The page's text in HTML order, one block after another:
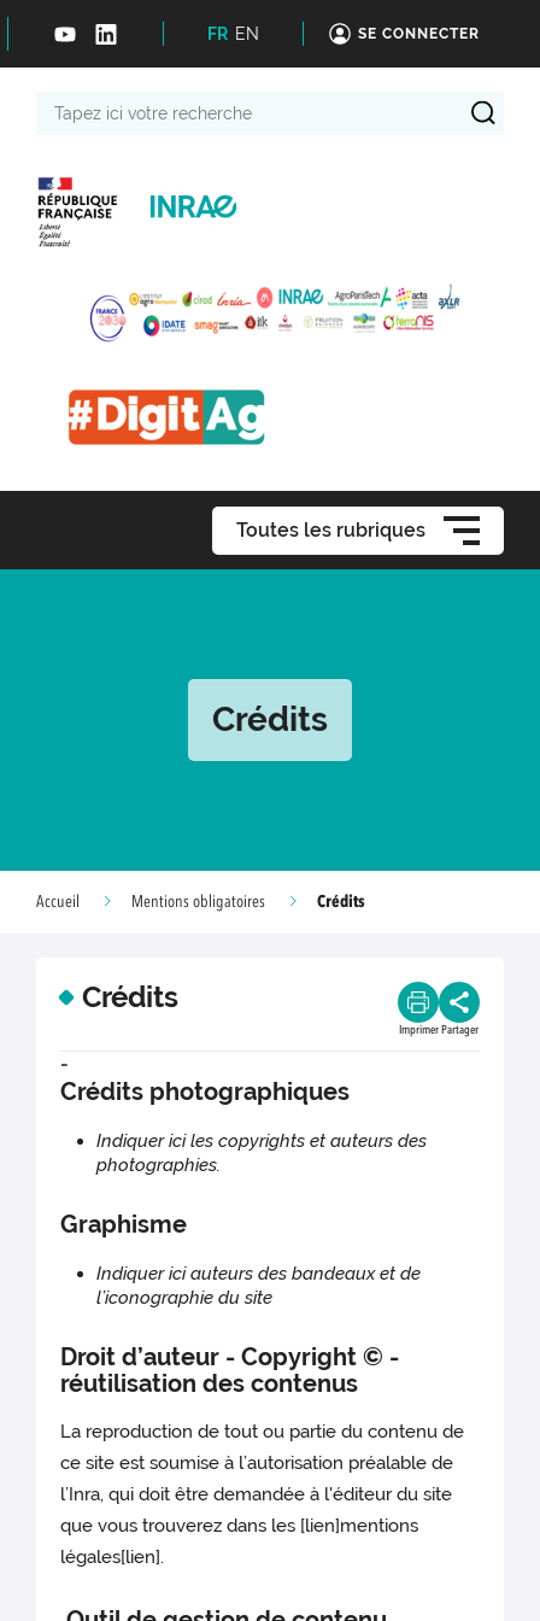
FR EN SE CONNECTER
Toutes les rubriques
Crédits
Accueil Mentions obligatoires Crédits
Crédits
Imprimer Partager
-
Crédits photographiques
Indiquer ici les copyrights et auteurs des
photographies.
Graphisme
Indiquer ici auteurs des bandeaux et de
l’iconographie du site
Droit d’auteur - Copyright © -
réutilisation des contenus
La reproduction de tout ou partie du contenu de
ce site est soumise à l’autorisation préalable de
l’Inra, qui doit être demandée à l'éditeur du site
que vous trouverez dans les [lien]mentions
légales[lien].